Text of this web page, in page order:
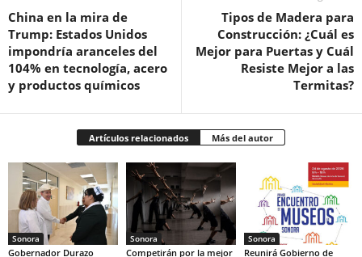
China en la mira de
Trump: Estados Unidos
impondría aranceles del
104% en tecnología, acero
y productos químicos
Tipos de Madera para
Construcción: ¿Cuál es
Mejor para Puertas y Cuál
Resiste Mejor a las
Termitas?
Artículos relacionados Más del autor
Sonora
Gobernador Durazo
Sonora
Competirán por la mejor
Sonora
Reunirá Gobierno de